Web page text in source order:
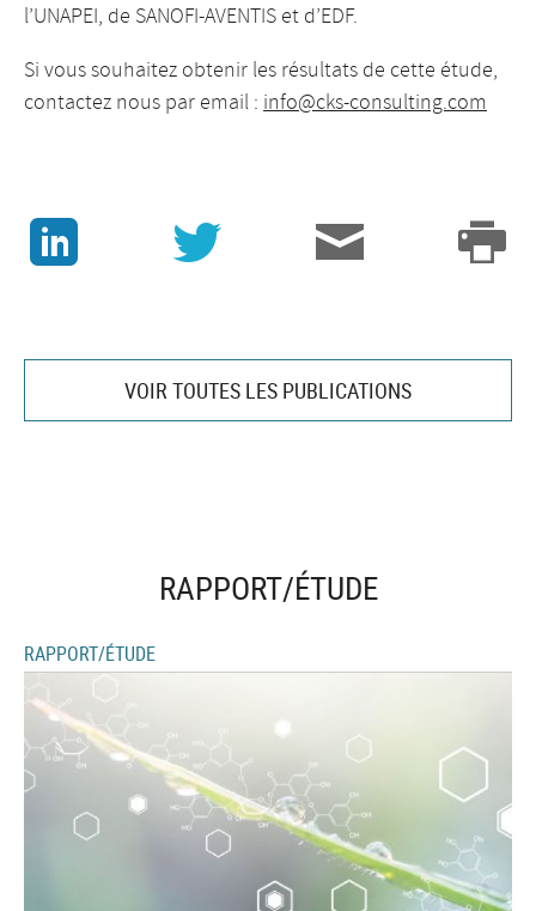
l’UNAPEI, de SANOFI-AVENTIS et d’EDF.
Si vous souhaitez obtenir les résultats de cette étude,
contactez nous par email : info@cks-consulting.com
J v 3 p
VOIR TOUTES LES PUBLICATIONS
RAPPORT/ÉTUDE
RAPPORT/ÉTUDE